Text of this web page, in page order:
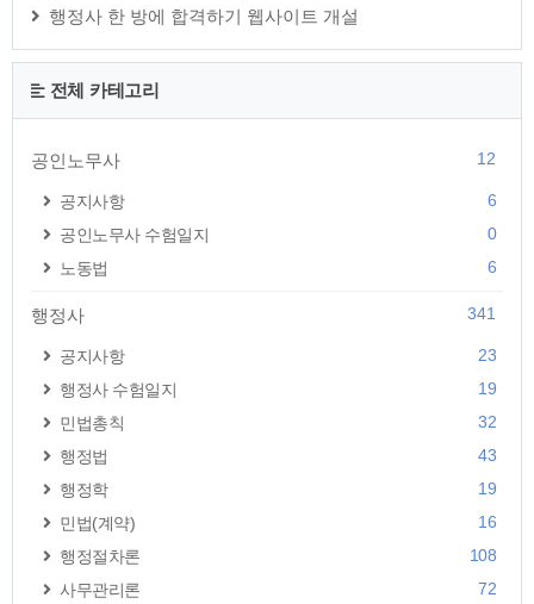
행정사 한 방에 합격하기 웹사이트 개설
전체 카테고리
공인노무사 12
공지사항
6
공인노무사 수험일지
0
노동법
6
행정사 341
공지사항
23
행정사 수험일지
19
민법총칙
32
행정법
43
행정학
19
민법(계약)
16
행정절차론
108
사무관리론
72